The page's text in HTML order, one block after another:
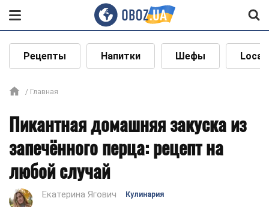
Рецепты Напитки Шефы Local
Главная
Пикантная домашняя закуска из
запечённого перца: рецепт на
любой случай
Екатерина Ягович Кулинария